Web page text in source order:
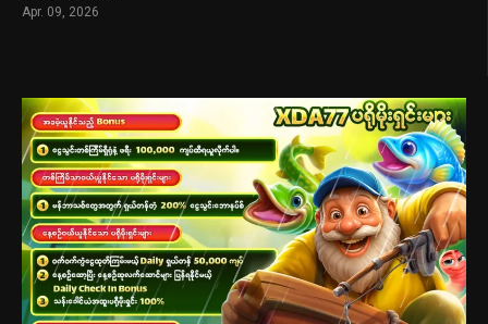
Apr. 09, 2026